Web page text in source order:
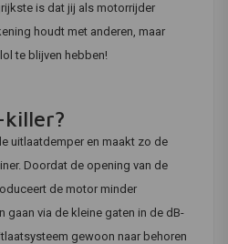
is dat jij als motorrijder
houdt met anderen, maar
te blijven hebben!
uitlaatdemper en maakt zo de
Doordat de opening van de
de motor minder
gaan via de kleine gaten in de dB-
gewoon naar behoren